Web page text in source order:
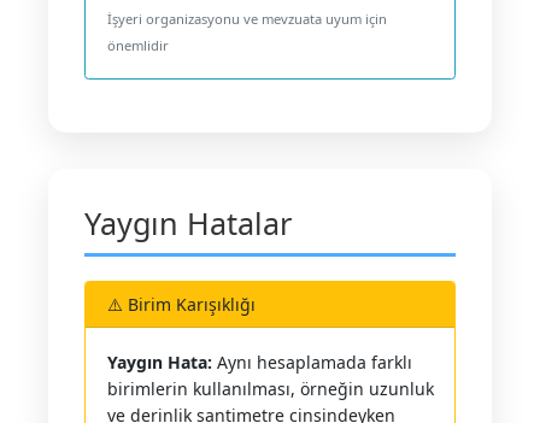
İşyeri organizasyonu ve mevzuata uyum için
önemlidir
Yaygın Hatalar
⚠️ Birim Karışıklığı
Yaygın Hata: Aynı hesaplamada farklı
birimlerin kullanılması, örneğin uzunluk
ve derinlik santimetre cinsindeyken